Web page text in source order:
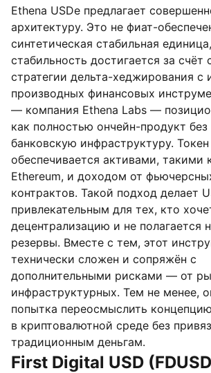
Ethena USDe предлагает
архитектуру. Это не фиат-
синтетическая стабильная
стабильность достигается за счёт
стратегии дельта-хеджирования с
производных финансовых
— компания Ethena Labs —
как полностью ончейн-продукт
банковскую инфраструктуру. Токен
обеспечивается активами, такими
Ethereum, и доходом от
контрактов. Такой подход делает
привлекательным для тех, кто
децентрализацию и не полагается
резервы. Вместе с тем, этот
технически сложен и сопряжён с
дополнительными рисками — от
инфраструктурных. Тем не менее,
попытка переосмыслить
в криптовалютной среде без
традиционным деньгам.
First Digital USD